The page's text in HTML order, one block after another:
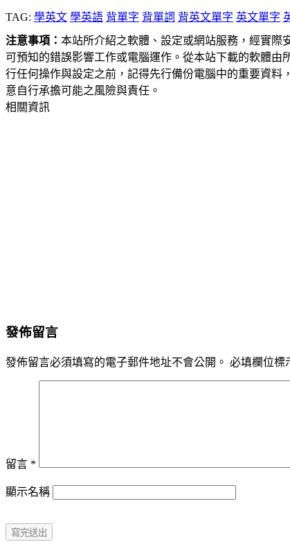
TAG: 學英文 學英語 背單字 背單詞 背英文單字 英文單字
注意事項： 本站所介紹之軟體、設定或網站服務，經實際
可預知的錯誤影響工作或電腦運作。從本站下載的軟體
行任何操作與設定之前，記得先行備份電腦中的重要資
意自行承擔可能之風險與責任。
相關資訊
發佈留言
發佈留言必須填寫的電子郵件地址不會公開。 必填欄位標
留言 *
顯示名稱